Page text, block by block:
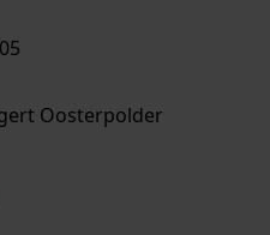
Oosterpolder